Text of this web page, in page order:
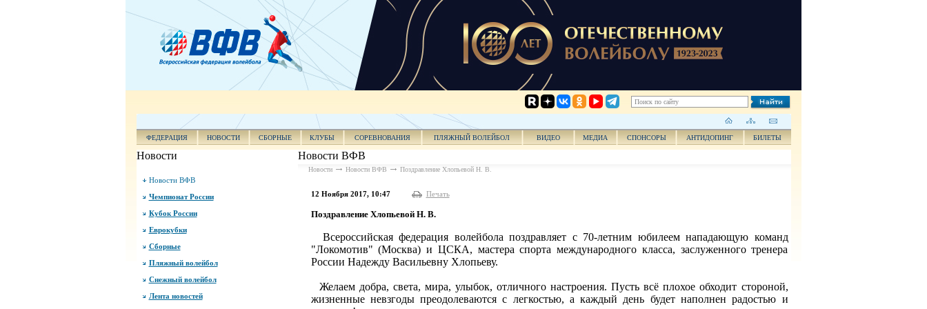
ФЕДЕРАЦИЯ НОВОСТИ СБОРНЫЕ КЛУБЫ СОРЕВНОВАНИЯ ПЛЯЖНЫЙ ВОЛЕЙБОЛ ВИДЕО МЕДИА СПОНСОРЫ АНТИДОПИНГ БИЛЕТЫ
Новости
Новости ВФВ
Чемпионат России
Кубок России
Еврокубки
Сборные
Пляжный волейбол
Снежный волейбол
Лента новостей
Новости ВФВ
Новости Новости ВФВ Поздравление Хлопьевой Н. В.
12 Ноября 2017, 10:47 Печать
Поздравление Хлопьевой Н. В.
Всероссийская федерация волейбола поздравляет с 70-летним юбилеем нападающую команд
"Локомотив" (Москва) и ЦСКА, мастера спорта международного класса, заслуженного тренера
России Надежду Васильевну Хлопьеву.
Желаем добра, света, мира, улыбок, отличного настроения. Пусть всё плохое обходит стороной,
жизненные невзгоды преодолеваются с легкостью, а каждый день будет наполнен радостью и